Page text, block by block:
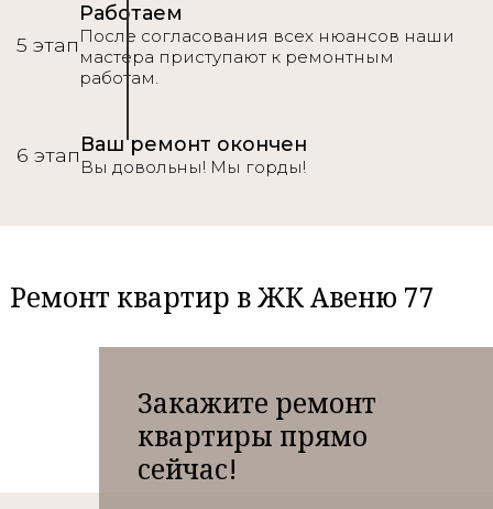
5 этап
Работаем
После согласования всех нюансов наши
мастера приступают к ремонтным
работам.
6 этапВаш ремонт окончен
Вы довольны! Мы горды!
Ремонт квартир в ЖК Авеню 77
Закажите ремонт
квартиры прямо
сейчас!